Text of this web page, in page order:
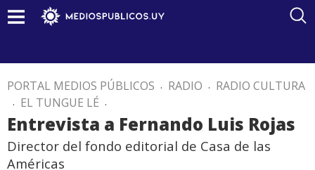
PORTAL MEDIOS PÚBLICOS . RADIO . RADIO CULTURA
. EL TUNGUE LÉ .
Entrevista a Fernando Luis Rojas
Director del fondo editorial de Casa de las
Américas